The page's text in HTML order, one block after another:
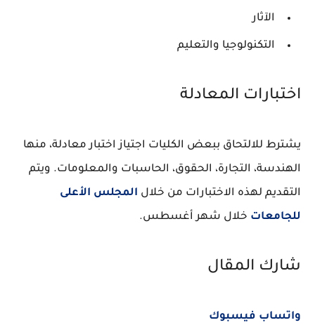
الآثار
التكنولوجيا والتعليم
اختبارات المعادلة
يشترط للالتحاق ببعض الكليات اجتياز اختبار معادلة، منها
الهندسة، التجارة، الحقوق، الحاسبات والمعلومات. ويتم
التقديم لهذه الاختبارات من خلال المجلس الأعلى
للجامعات خلال شهر أغسطس.
شارك المقال
واتساب فيسبوك